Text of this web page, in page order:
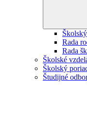
Rada
Rada
Školské
Školský
Študijné